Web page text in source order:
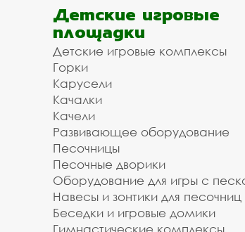
Детские игровые
площадки
Детские игровые комплексы
Горки
Карусели
Качалки
Качели
Развивающее оборудование
Песочницы
Песочные дворики
Оборудование для игры с
Навесы и зонтики для песочниц
Беседки и игровые домики
Гимнастические комплексы